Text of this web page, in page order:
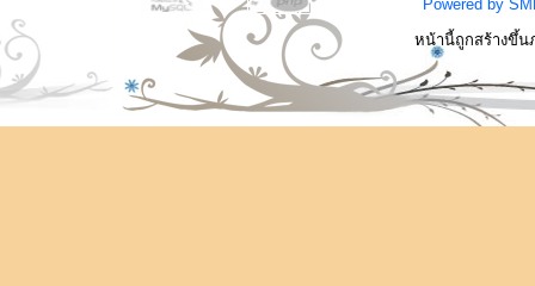
Powered by
หน้านี้ถูกสร้างขึ้น